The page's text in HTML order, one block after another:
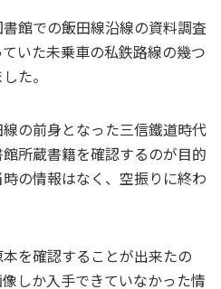
館での飯田線沿線の資料調査
いた未乗車の私鉄路線の幾つ
た。
の前身となった三信鐵道時代
所蔵書籍を確認するのが目的
の情報はなく、空振りに終わ
を確認することが出来たの
しか入手できていなかった情